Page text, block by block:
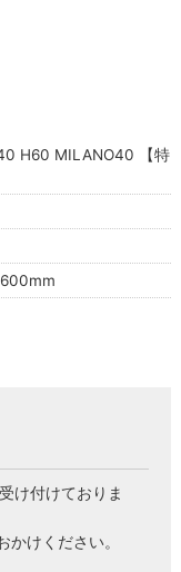
H60 MILANO40 【特
け付けておりま
かけください。